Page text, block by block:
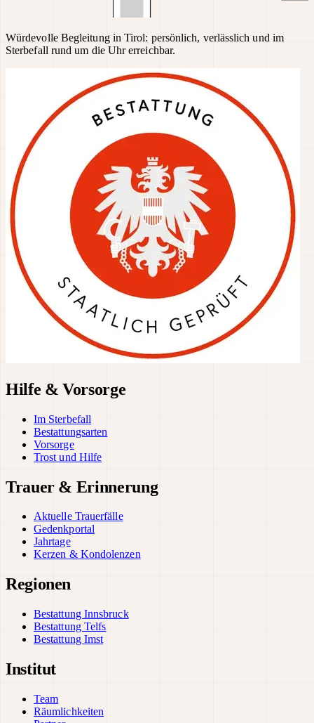
Würdevolle Begleitung in Tirol: persönlich, verlässlich und im
Sterbefall rund um die Uhr erreichbar.
Hilfe & Vorsorge
Im Sterbefall
Bestattungsarten
Vorsorge
Trost und Hilfe
Trauer & Erinnerung
Aktuelle Trauerfälle
Gedenkportal
Jahrtage
Kerzen & Kondolenzen
Regionen
Bestattung Innsbruck
Bestattung Telfs
Bestattung Imst
Institut
Team
Räumlichkeiten